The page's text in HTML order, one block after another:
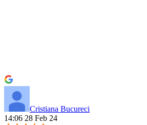
Cristiana Bucureci
14:06 28 Feb 24